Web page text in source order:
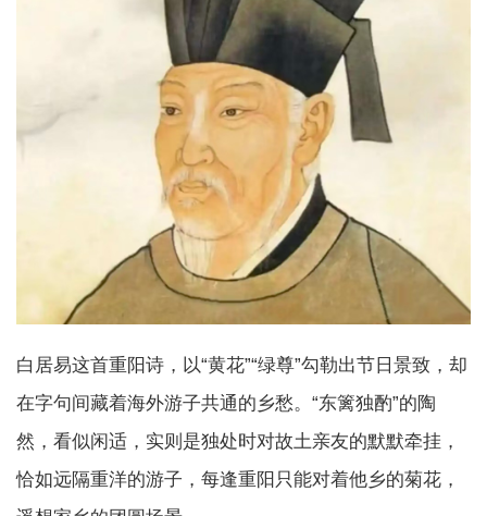
白居易这首重阳诗，以“黄花”“绿尊”勾勒出节日景致，却
在字句间藏着海外游子共通的乡愁。“东篱独酌”的陶
然，看似闲适，实则是独处时对故土亲友的默默牵挂，
恰如远隔重洋的游子，每逢重阳只能对着他乡的菊花，